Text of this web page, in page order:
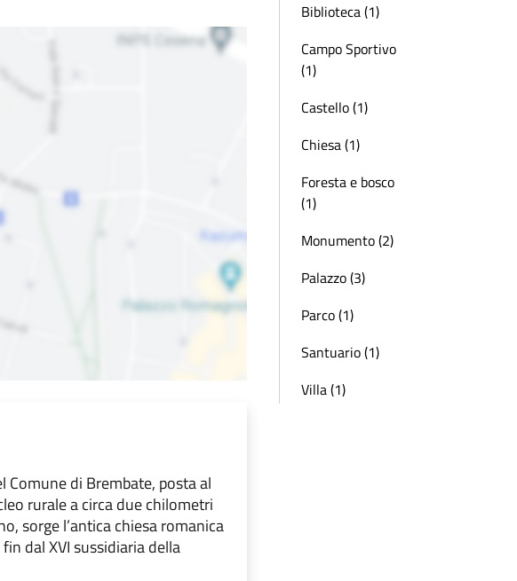
Comune di Brembate, posta al
rurale a circa due chilometri
sorge l’antica chiesa romanica
dal XVI sussidiaria della
Biblioteca (1)
Campo Sportivo
(1)
Castello (1)
Chiesa (1)
Foresta e bosco
(1)
Monumento (2)
Palazzo (3)
Parco (1)
Santuario (1)
Villa (1)